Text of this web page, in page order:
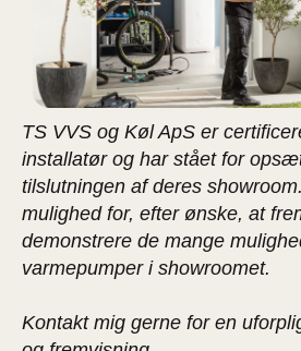
TS VVS og Køl ApS er
installatør og har stået for
tilslutningen af deres
mulighed for, efter ønske, at
demonstrere de mange
varmepumper i showroomet.
Kontakt mig gerne for en